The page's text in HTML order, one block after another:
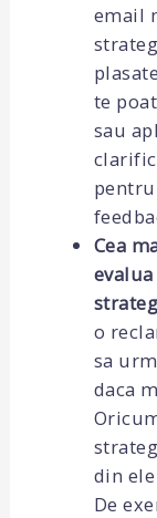
email
te
sau
Cea
o
sa
daca
din
De